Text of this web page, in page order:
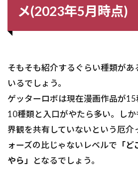
メ(2023年5月時点)
そもそも紹介するぐらい種類があ
いるでしょう。
ゲッターロボは現在漫画作品が
10種類と入口がやたら多い。し
界観を共有していないという厄介
ォーズの比じゃないレベルで 「
やら」
となるでしょう。